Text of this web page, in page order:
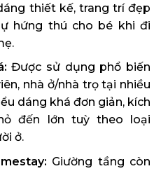
thiết kế, trang trí đẹp
hứng thú cho bé khi đi
Được sử dụng phổ biến
nhà ở/nhà trọ tại nhiều
dáng khá đơn giản, kích
đến lớn tuỳ theo loại
ở.
Giường tầng còn